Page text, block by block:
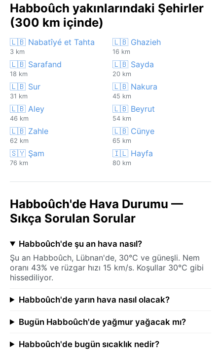
Habboûch yakınlarındaki Şehirler
(300 km içinde)
🇱🇧 Nabatîyé et Tahta
3 km
🇱🇧 Ghazieh
16 km
🇱🇧 Sarafand
18 km
🇱🇧 Sayda
20 km
🇱🇧 Sur
31 km
🇱🇧 Nakura
45 km
🇱🇧 Aley
46 km
🇱🇧 Beyrut
54 km
🇱🇧 Zahle
62 km
🇱🇧 Cünye
65 km
🇸🇾 Şam
76 km
🇮🇱 Hayfa
80 km
Habboûch'de Hava Durumu —
Sıkça Sorulan Sorular
Habboûch'de şu an hava nasıl?
Şu an Habboûch, Lübnan'de, 30°C ve güneşli. Nem
oranı 43% ve rüzgar hızı 15 km/s. Koşullar 30°C gibi
hissediliyor.
Habboûch'de yarın hava nasıl olacak?
Bugün Habboûch'de yağmur yağacak mı?
Habboûch'de bugün sıcaklık nedir?